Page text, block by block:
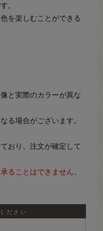
。
を楽しむことができる
と実際のカラーが異な
る場合がございます。
おり、注文が確定して
ることはできません。
ださい